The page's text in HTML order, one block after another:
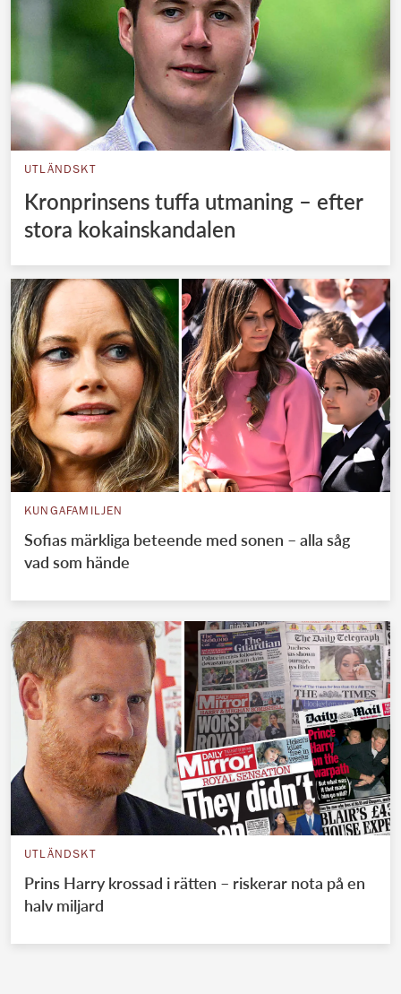
UTLÄNDSKT
Kronprinsens tuffa utmaning – efter
stora kokainskandalen
KUNGAFAMILJEN
Sofias märkliga beteende med sonen – alla såg
vad som hände
UTLÄNDSKT
Prins Harry krossad i rätten – riskerar nota på en
halv miljard